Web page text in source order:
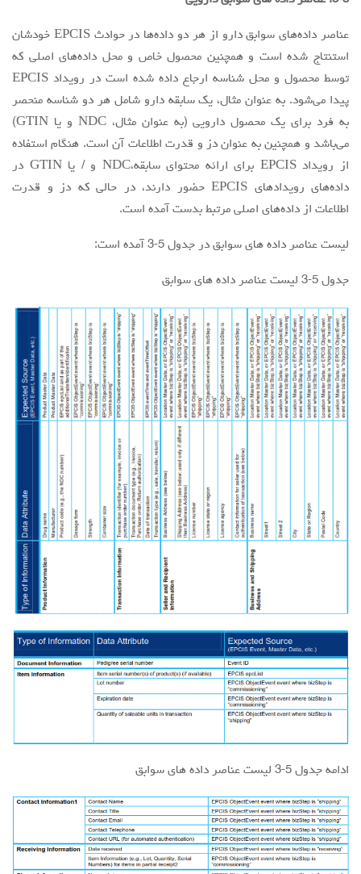
عناصر داده‌های سوابق دارو از هر دو داده‌ها در حوادث EPCIS خودشان
استنتاج شده است و همچنین محصول خاص و محل داده‌های اصلی که
توسط محصول و محل شناسه ارجاع داده شده است در رویداد EPCIS
پیدا می‌شود. به عنوان مثال، یک سابقه دارو شامل هر دو شناسه منحصر
به فرد برای یک محصول دارویی (به عنوان مثال، NDC و یا GTIN)
می‌باشد و همچنین به عنوان دز و قدرت اطلاعات آن است. هنگام استفاده
از رویداد EPCIS برای ارائه محتوای سابقه،NDC و / یا GTIN در
داده‌های رویدادهای EPCIS حضور دارند، در حالی که دز و قدرت
اطلاعات از داده‌های اصلی مرتبط بدست آمده است.
لیست عناصر داده های سوابق در جدول 5-3 آمده است:
جدول 5-3 لیست عناصر داده های سوابق
ادامه جدول 5-3 لیست عناصر داده های سوابق